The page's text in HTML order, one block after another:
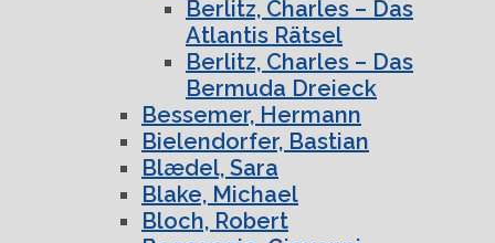
Berlitz, Charles – Das
Atlantis Rätsel
Berlitz, Charles – Das
Bermuda Dreieck
Bessemer, Hermann
Bielendorfer, Bastian
Blædel, Sara
Blake, Michael
Bloch, Robert